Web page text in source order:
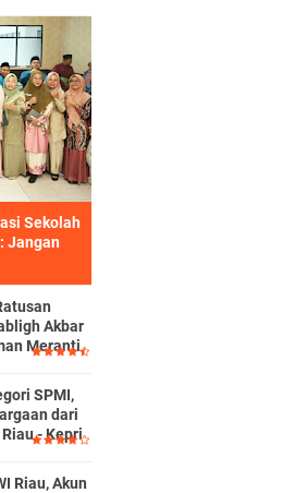
Sekolah
Jangan
Akbar
Meranti
SPMI,
dari
- Kepri
Riau, Akun